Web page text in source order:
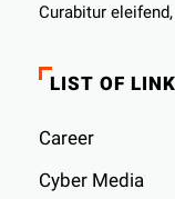
Curabitur
LIST OF
Career
Cyber ​​Media